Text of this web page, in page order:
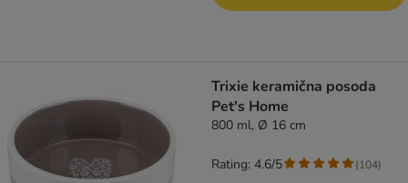
Trixie keramična posoda
Pet's Home
800 ml, Ø 16 cm
Rating: 4.6/5 (104)